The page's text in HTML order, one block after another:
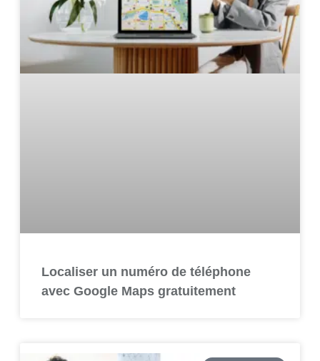
Localiser un numéro de téléphone
avec Google Maps gratuitement